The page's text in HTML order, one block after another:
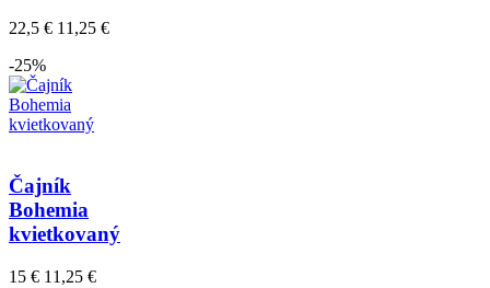
22,5 € 11,25 €
-25%
Čajník
Bohemia
kvietkovaný
15 € 11,25 €